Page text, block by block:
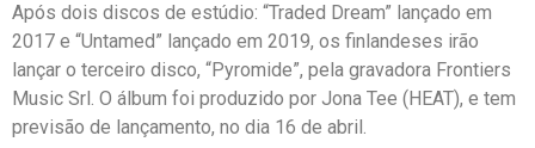
Após dois discos de estúdio: “Traded Dream” lançado em
2017 e “Untamed” lançado em 2019, os finlandeses irão
lançar o terceiro disco, “Pyromide”, pela gravadora Frontiers
Music Srl. O álbum foi produzido por Jona Tee (HEAT), e tem
previsão de lançamento, no dia 16 de abril.